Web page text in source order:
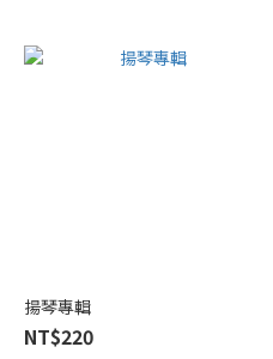
揚琴專輯
NT$220